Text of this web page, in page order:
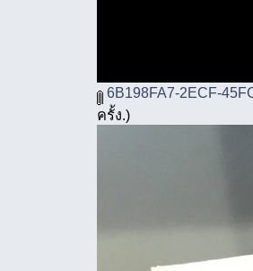
6B198FA7-2ECF-
ครั้ง.)